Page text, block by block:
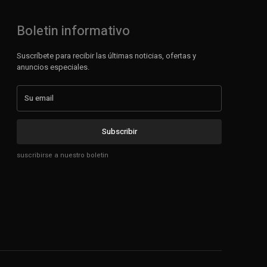
Boletin informativo
Suscríbete para recibir las últimas noticias, ofertas y
anuncios especiales.
Subscribir
suscribirse a nuestro boletin